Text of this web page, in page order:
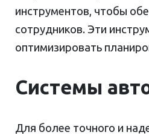
инструментов, чтобы
сотрудников. Эти
оптимизировать
Системы
Для более точного и